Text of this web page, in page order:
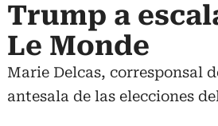
Trump a
Le Monde
Marie Delcas, corresponsal
antesala de las elecciones